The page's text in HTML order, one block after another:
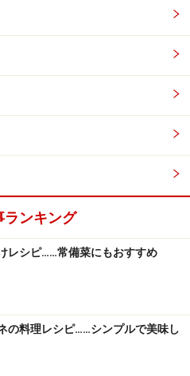
。最新の内容をご確認くださ
ランキング
レシピ……常備菜にもおすすめ
の料理レシピ……シンプルで美味し